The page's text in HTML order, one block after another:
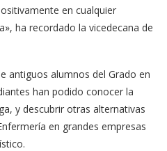
en cualquier
ha recordado la vicedecana de
antiguos alumnos del Grado en
han podido conocer la
y descubrir otras alternativas
en grandes empresas